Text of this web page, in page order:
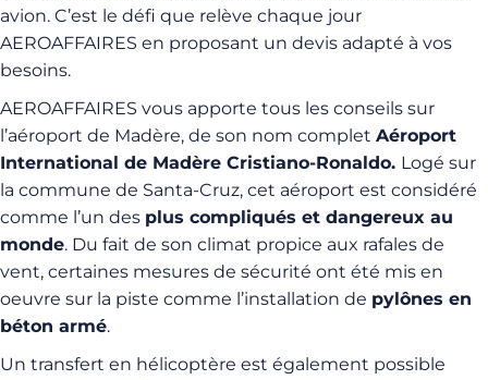
avion. C’est le défi que relève chaque jour
AEROAFFAIRES en proposant un devis adapté à vos
besoins.
AEROAFFAIRES vous apporte tous les conseils sur
l’aéroport de Madère, de son nom complet Aéroport
International de Madère Cristiano-Ronaldo. Logé sur
la commune de Santa-Cruz, cet aéroport est considéré
comme l’un des plus compliqués et dangereux au
monde. Du fait de son climat propice aux rafales de
vent, certaines mesures de sécurité ont été mis en
oeuvre sur la piste comme l’installation de pylônes en
béton armé.
Un transfert en hélicoptère est également possible